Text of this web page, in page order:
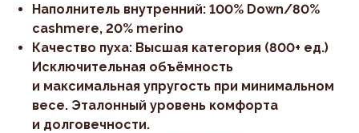
Наполнитель внутренний: 100% Down/80%
cashmere, 20% merino
Качество пуха: Высшая категория (800+ ед.)
Исключительная объёмность
и максимальная упругость при минимальном
весе. Эталонный уровень комфорта
и долговечности.